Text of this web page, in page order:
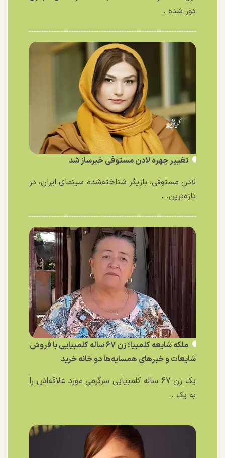
دور شده...
تغییر چهره لادن مستوفی خبرساز شد
لادن مستوفی، بازیگر شناخته‌شده سینمای ایران، در
تازه‌ترین...
ملکه شایعه کلمبیا؛ زن ۶۷ ساله کلمبیایی با فروش
شایعات و خبر‌های همسایه‌ها دو خانه خرید
یک زن ۶۷ ساله کلمبیایی سرگرمی مورد علاقه‌اش را
به یک...